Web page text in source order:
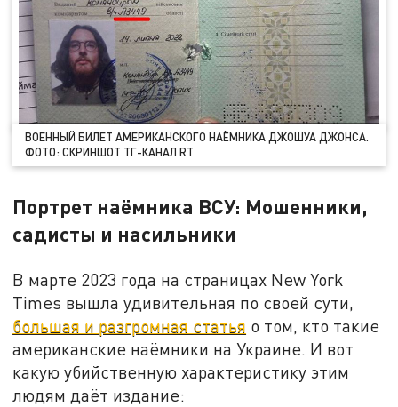
ВОЕННЫЙ БИЛЕТ АМЕРИКАНСКОГО НАЁМНИКА ДЖОШУА ДЖОНСА.
ФОТО: СКРИНШОТ ТГ-КАНАЛ RT
Портрет наёмника ВСУ: Мошенники,
садисты и насильники
В марте 2023 года на страницах New York
Times вышла удивительная по своей сути,
большая и разгромная статья о том, кто такие
американские наёмники на Украине. И вот
какую убийственную характеристику этим
людям даёт издание: